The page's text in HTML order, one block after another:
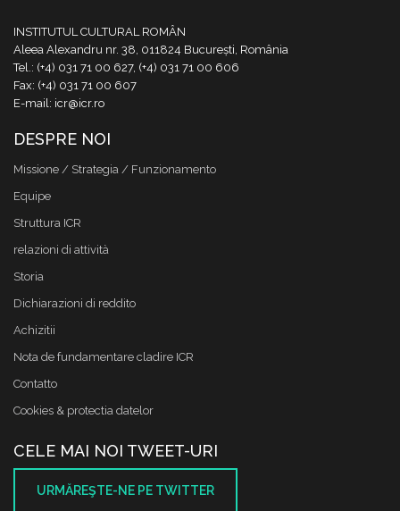
INSTITUTUL CULTURAL ROMÂN
Aleea Alexandru nr. 38, 011824 București, România
Tel.: (+4) 031 71 00 627, (+4) 031 71 00 606
Fax: (+4) 031 71 00 607
E-mail: icr@icr.ro
DESPRE NOI
Missione / Strategia / Funzionamento
Equipe
Struttura ICR
relazioni di attività
Storia
Dichiarazioni di reddito
Achizitii
Nota de fundamentare cladire ICR
Contatto
Cookies & protectia datelor
CELE MAI NOI TWEET-URI
URMĂREŞTE-NE PE TWITTER